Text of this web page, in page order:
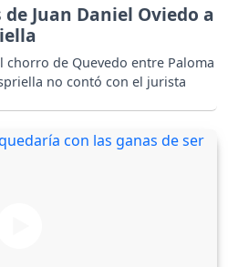
Juan Daniel Oviedo a
de Quevedo entre Paloma
no contó con el jurista